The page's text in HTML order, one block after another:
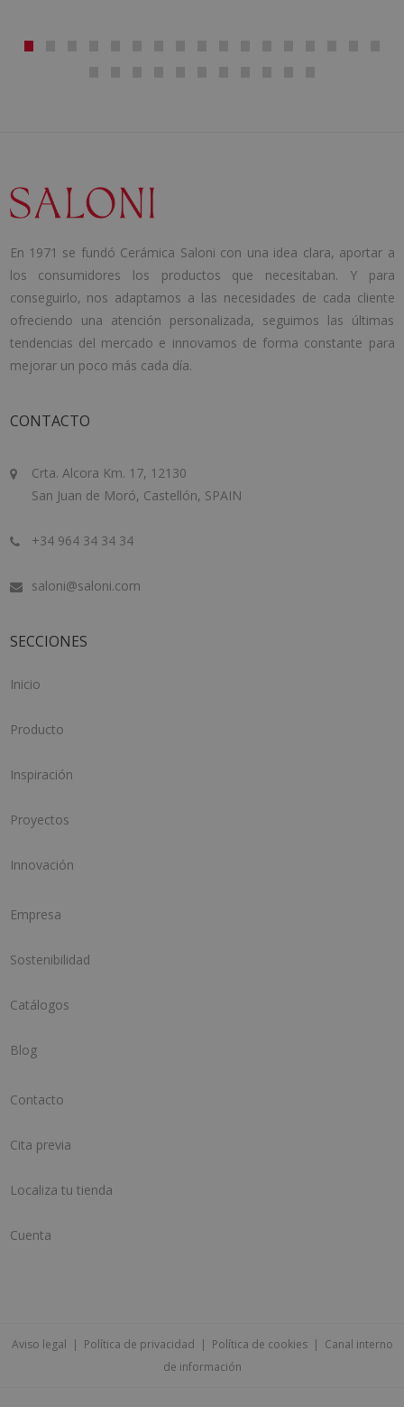
En 1971 se fundó Cerámica Saloni con una idea clara, aportar a
los consumidores los productos que necesitaban. Y para
conseguirlo, nos adaptamos a las necesidades de cada cliente
ofreciendo una atención personalizada, seguimos las últimas
tendencias del mercado e innovamos de forma constante para
mejorar un poco más cada día.
CONTACTO
Crta. Alcora Km. 17, 12130
San Juan de Moró, Castellón, SPAIN
+34 964 34 34 34
saloni@saloni.com
SECCIONES
Inicio
Producto
Inspiración
Proyectos
Innovación
Empresa
Sostenibilidad
Catálogos
Blog
Contacto
Cita previa
Localiza tu tienda
Cuenta
Aviso legal | Política de privacidad | Política de cookies| Canal interno
de información